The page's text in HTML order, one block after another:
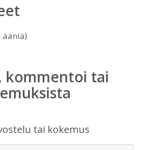
ääniä)
kommentoi tai
tai kokemus